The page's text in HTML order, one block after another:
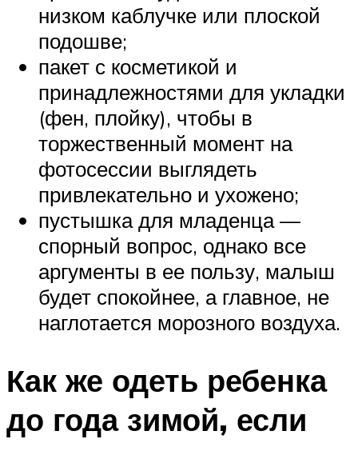
низком каблучке или плоской
подошве;
пакет с косметикой и
принадлежностями для укладки
(фен, плойку), чтобы в
торжественный момент на
фотосессии выглядеть
привлекательно и ухожено;
пустышка для младенца —
спорный вопрос, однако все
аргументы в ее пользу, малыш
будет спокойнее, а главное, не
наглотается морозного воздуха.
Как же одеть ребенка
до года зимой, если